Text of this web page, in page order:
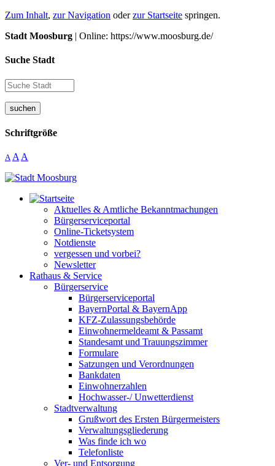
Zum Inhalt, zur Navigation oderzur Startseite springen.
Stadt Moosburg | Online: https://www.moosburg.de/
Suche Stadt
suchen
Schriftgröße
A A A
Aktuelles & Amtliche Bekanntmachungen
Bürgerserviceportal
Online-Ticketsystem
Notdienste
vergessen und vorbei?
Newsletter
Rathaus & Service
Bürgerservice
Bürgerserviceportal
BayernPortal & BayernApp
KFZ-Zulassungsbehörde
Einwohnermeldeamt & Passamt
Standesamt und Trauungszimmer
Formulare
Satzungen und Verordnungen
Bankdaten
Einwohnerzahlen
Hochwasser-/ Unwetterdienst
Stadtverwaltung
Grußwort des Ersten Bürgermeisters
Verwaltungsgliederung
Was finde ich wo
Telefonliste
Ver- und Entsorgung